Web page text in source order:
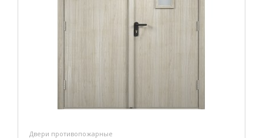
Двери противопожарные